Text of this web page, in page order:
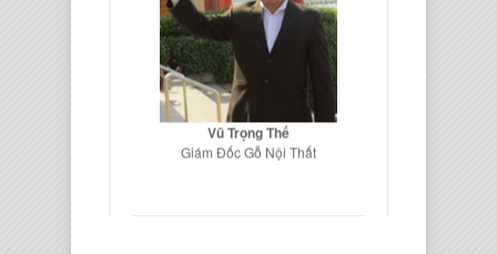
Vũ Trọng Thế
Giám Đốc Gỗ Nội Thất